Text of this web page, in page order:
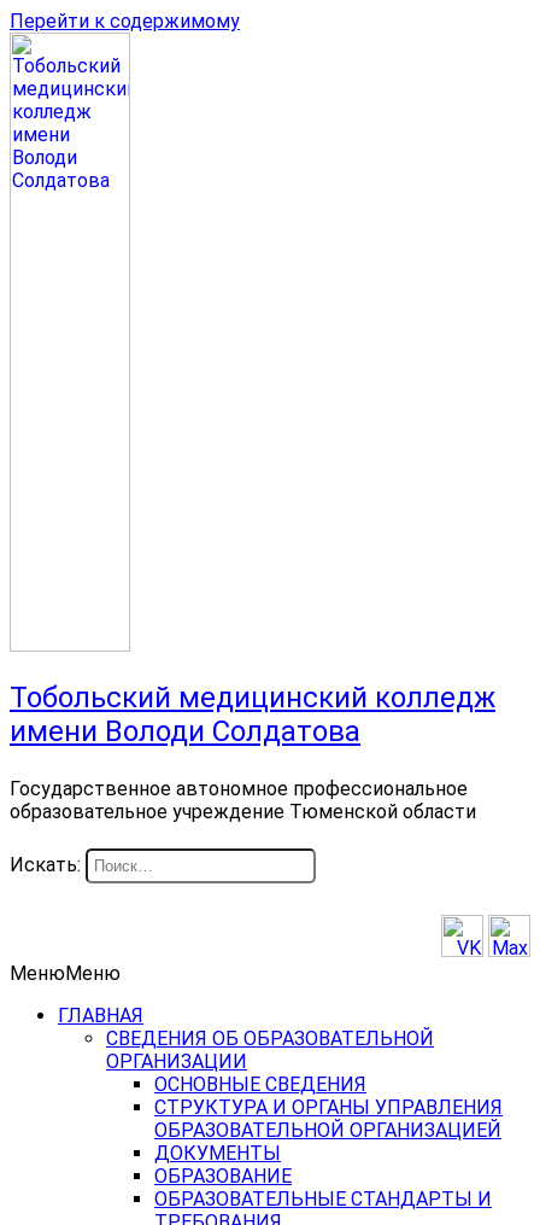
Перейти к содержимому
Тобольский медицинский колледж
имени Володи Солдатова
Государственное автономное профессиональное
образовательное учреждение Тюменской области
Искать:
МенюМеню
ГЛАВНАЯ
СВЕДЕНИЯ ОБ ОБРАЗОВАТЕЛЬНОЙ
ОРГАНИЗАЦИИ
ОСНОВНЫЕ СВЕДЕНИЯ
СТРУКТУРА И ОРГАНЫ УПРАВЛЕНИЯ
ОБРАЗОВАТЕЛЬНОЙ ОРГАНИЗАЦИЕЙ
ДОКУМЕНТЫ
ОБРАЗОВАНИЕ
ОБРАЗОВАТЕЛЬНЫЕ СТАНДАРТЫ И